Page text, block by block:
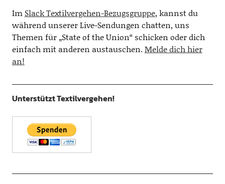
Im Slack Textilvergehen-Bezugsgruppe, kannst du
während unserer Live-Sendungen chatten, uns
Themen für „State of the Union“ schicken oder dich
einfach mit anderen austauschen.Melde dich hier
an!
Unterstützt Textilvergehen!